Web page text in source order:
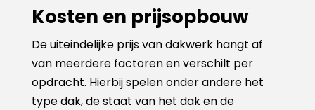
Kosten en prijsopbouw
De uiteindelijke prijs van dakwerk hangt af
van meerdere factoren en verschilt per
opdracht. Hierbij spelen onder andere het
type dak, de staat van het dak en de